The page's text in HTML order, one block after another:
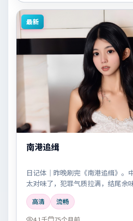
最新
南港追缉
日记体｜昨晚刷完《南港追缉》。
太对味了，犯罪气质拉满，结尾余
高清
流畅
4.1千
75个月前